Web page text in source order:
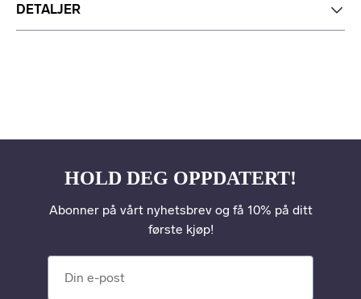
DETALJER
HOLD DEG OPPDATERT!
Abonner på vårt nyhetsbrev og få 10% på ditt
første kjøp!